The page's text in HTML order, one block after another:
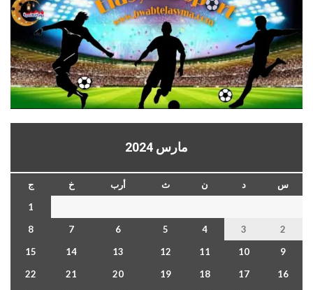
مارس 2024
س د ن ث أرب خ
ج
1
2
3
4
5
6
7
8
9
10
11
12
13
14
15
16
17
18
19
20
21
22